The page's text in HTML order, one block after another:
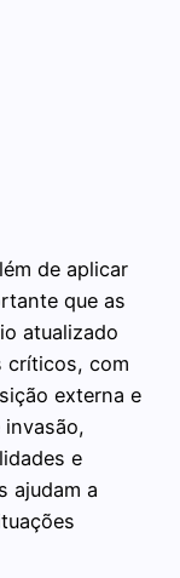
de aplicar
que as
atualizado
críticos, com
externa e
e
ajudam a